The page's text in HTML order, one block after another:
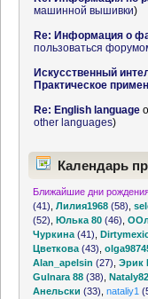
машинной вышивки)
Re: Информация о
пользоваться
Искусственный
Практическое
Re: English language
other languages)
Календарь
Ближайшие дни
(41) ,Лилия1968 (58) ,
(52) ,Юлька 80 (46) ,
Чуркина (41) ,
Цветкова (43) ,
Alan_apelsin (27) ,Эрик
Gulnara 88 (38) ,Nataly82
Анельски (33) ,nataliy1